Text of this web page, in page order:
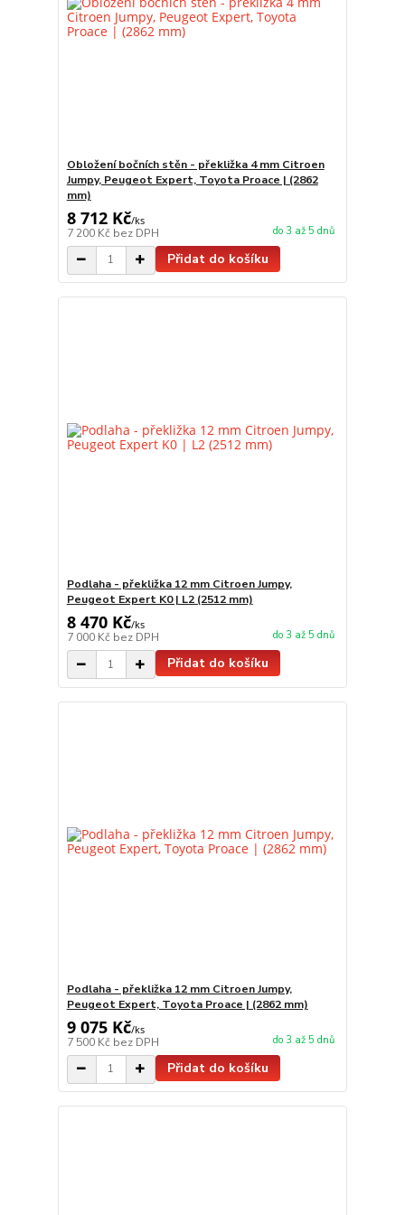
Obložení bočních stěn - překližka 4 mm Citroen
Jumpy, Peugeot Expert, Toyota Proace | (2862
mm)
8 712 Kč/ks
7 200 Kč bez DPH do 3 až 5 dnů
Přidat do košíku
Podlaha - překližka 12 mm Citroen Jumpy,
Peugeot Expert K0 | L2 (2512 mm)
8 470 Kč/ks
7 000 Kč bez DPH do 3 až 5 dnů
Přidat do košíku
Podlaha - překližka 12 mm Citroen Jumpy,
Peugeot Expert, Toyota Proace | (2862 mm)
9 075 Kč/ks
7 500 Kč bez DPH do 3 až 5 dnů
Přidat do košíku